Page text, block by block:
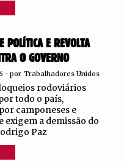
POLÍTICA E REVOLTA
O GOVERNO
por Trabalhadores Unidos
rodoviários
todo o país,
camponeses e
exigem a demissão do
Paz